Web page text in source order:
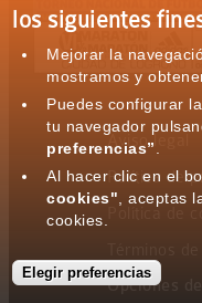
Aviso legal
Política de
Opciones
los siguientes
Mejorar la
mostramos y
Puedes configurar
tu navegador
preferencias”
Al hacer clic en el
cookies" , aceptas
cookies.
Elegir preferencias